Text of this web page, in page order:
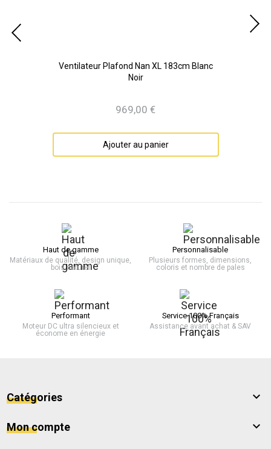
Ventilateur Plafond Nan XL 183cm Blanc
Noir
Prix
969,00 €
Ajouter au panier
Haut de gamme
Matériaux de qualité, design unique,
bois naturel
Personnalisable
Plusieurs formes, dimensions,
coloris et nombre de pales
Performant
Moteur DC ultra silencieux et
économe en énergie
Service 100% Français
Assistance avant achat & SAV
Catégories 
Mon compte 